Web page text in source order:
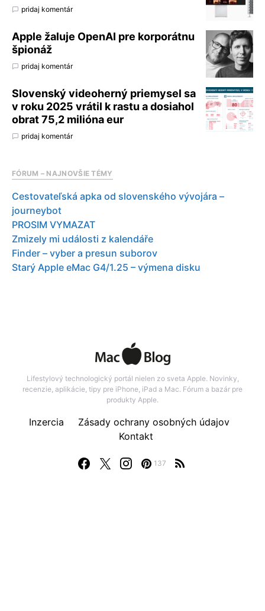
pridaj komentár
Apple žaluje OpenAI pre korporátnu
špionáž
pridaj komentár
Slovenský videoherný priemysel sa
v roku 2025 vrátil k rastu a dosiahol
obrat 75,2 milióna eur
pridaj komentár
FÓRUM – NAJNOVŠIE TÉMY
Cestovateľská apka od slovenského vývojára –
journeybot
PROSIM VYMAZAT
Zmizely mi události z kalendáře
Finder – vyber a presun suborov
Starý Apple eMac G4/1.25 – výmena disku
Lifestylový technologický portál nielen zo sveta Apple. Novinky,
recenzie, aplikácie, tipy pre iPhone, iPad a Mac. Fórum a bazár pre
produkty Apple.
137
Inzercia
Zásady ochrany osobných údajov
Kontakt